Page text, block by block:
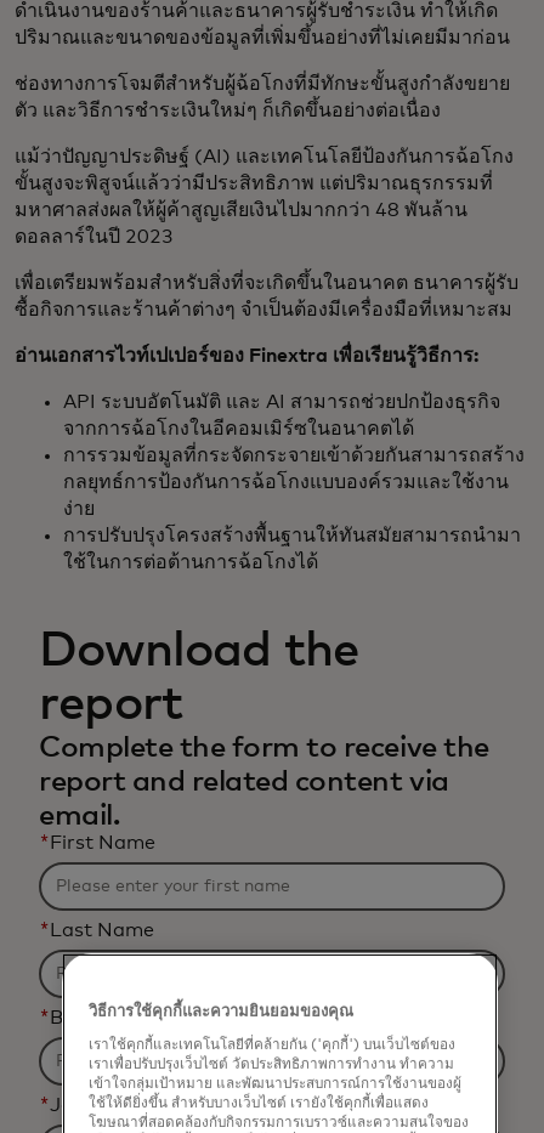
ดำเนินงานของร้านค้าและธนาคารผู้รับชำระเงิน ทำให้เกิด
ปริมาณและขนาดของข้อมูลที่เพิ่มขึ้นอย่างที่ไม่เคยมีมาก่อน
ช่องทางการโจมตีสำหรับผู้ฉ้อโกงที่มีทักษะขั้นสูงกำลังขยาย
ตัว และวิธีการชำระเงินใหม่ๆ ก็เกิดขึ้นอย่างต่อเนื่อง
แม้ว่าปัญญาประดิษฐ์ (AI) และเทคโนโลยีป้องกันการฉ้อโกง
ขั้นสูงจะพิสูจน์แล้วว่ามีประสิทธิภาพ แต่ปริมาณธุรกรรมที่
มหาศาลส่งผลให้ผู้ค้าสูญเสียเงินไปมากกว่า 48 พันล้าน
ดอลลาร์ในปี 2023
เพื่อเตรียมพร้อมสำหรับสิ่งที่จะเกิดขึ้นในอนาคต ธนาคารผู้รับ
ซื้อกิจการและร้านค้าต่างๆ จำเป็นต้องมีเครื่องมือที่เหมาะสม
อ่านเอกสารไวท์เปเปอร์ของ Finextra เพื่อเรียนรู้วิธีการ:
API ระบบอัตโนมัติ และ AI สามารถช่วยปกป้องธุรกิจ
จากการฉ้อโกงในอีคอมเมิร์ซในอนาคตได้
การรวมข้อมูลที่กระจัดกระจายเข้าด้วยกันสามารถสร้าง
กลยุทธ์การป้องกันการฉ้อโกงแบบองค์รวมและใช้งาน
ง่าย
การปรับปรุงโครงสร้างพื้นฐานให้ทันสมัยสามารถนำมา
ใช้ในการต่อต้านการฉ้อโกงได้
Download the
report
Complete the form to receive the
report and related content via
email.
* First Name
* Last Name
* Business Email Address
*Job Title
วิธีการใช้คุกกี้และความยินยอมของคุณ
เราใช้คุกกี้และเทคโนโลยีที่คล้ายกัน ('คุกกี้') บนเว็บไซต์ของ
เราเพื่อปรับปรุงเว็บไซต์ วัดประสิทธิภาพการทำงาน ทำความ
เข้าใจกลุ่มเป้าหมาย และพัฒนาประสบการณ์การใช้งานของผู้
ใช้ให้ดียิ่งขึ้น สำหรับบางเว็บไซต์ เรายังใช้คุกกี้เพื่อแสดง
โฆษณาที่สอดคล้องกับกิจกรรมการเบราวซ์และความสนใจของ